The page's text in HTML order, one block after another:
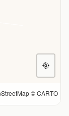
© CARTO